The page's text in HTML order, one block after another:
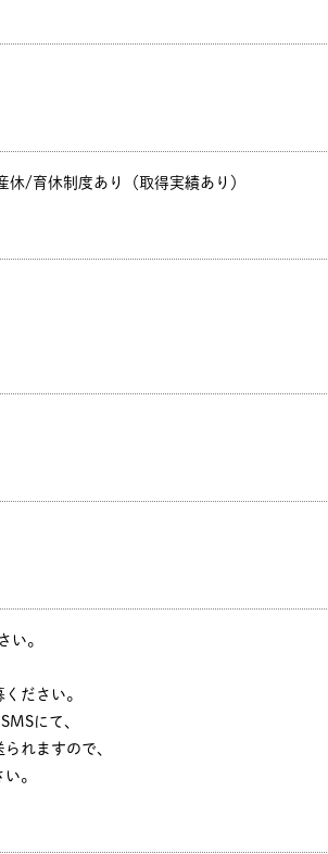
休/育休制度あり（取得実績あり）
い。
ださい。
にて、
れますので、
。